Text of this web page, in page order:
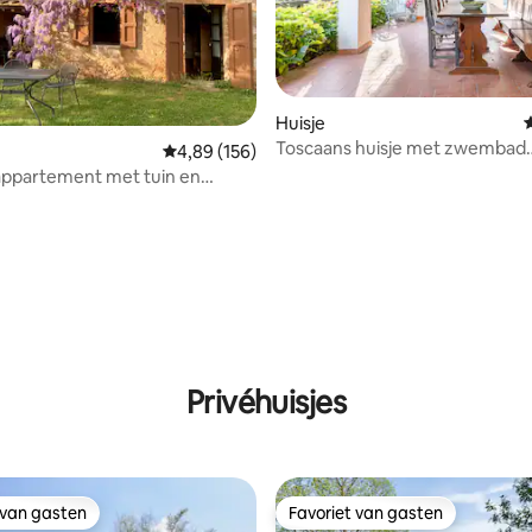
van 4,84 op 5, 173 recensies
Gemiddelde beoordeling van 4,89 op 5, 156
4,89 (156)
met tuin en
Huisje
Toscaans huisje met zwembad
Privéhuisjes
gasten
gasten Favoriet van gasten
Favoriet van gasten